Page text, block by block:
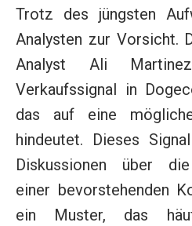
Trotz des jüngsten
Analysten zur Vorsicht.
Analyst Ali
Verkaufssignal in
das auf eine
hindeutet. Dieses
Diskussionen über
einer bevorstehenden
ein Muster, das